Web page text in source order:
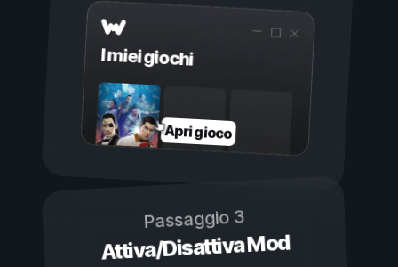
I miei giochi
Apri gioco
Passaggio 3
Attiva/Disattiva Mod